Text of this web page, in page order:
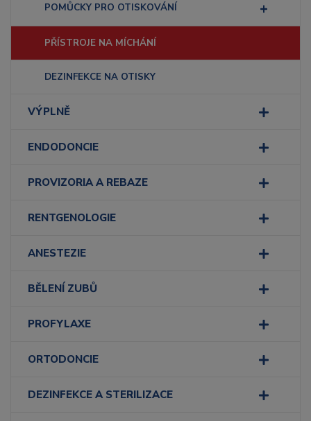
POMŮCKY PRO OTISKOVÁNÍ
PŘÍSTROJE NA MÍCHÁNÍ
DEZINFEKCE NA OTISKY
VÝPLNĚ
ENDODONCIE
PROVIZORIA A REBAZE
RENTGENOLOGIE
ANESTEZIE
BĚLENÍ ZUBŮ
PROFYLAXE
ORTODONCIE
DEZINFEKCE A STERILIZACE